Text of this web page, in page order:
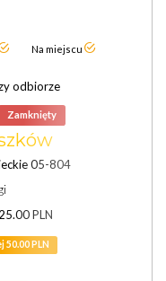
Na miejscu
odbiorze
Zamknięty
05-804
PLN
PLN